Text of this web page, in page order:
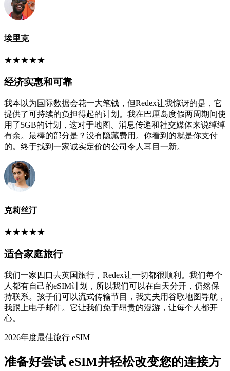
埃里克
★★★★★
经济实惠和可靠
我本以为国际数据会花一大笔钱，但Redex让我惊讶的是，它
提供了可持续的负担得起的计划。我在巴厘岛度假两周期间使
用了5GB的计划，这对于地图、消息传递和社交媒体来说绰绰
有余。最棒的部分是？没有隐藏费用。你看到的就是你支付
的。终于找到一家诚实定价的公司令人耳目一新。
克莉丝汀
★★★★★
适合家庭旅行
我们一家四口去英国旅行，Redex让一切都很顺利。我们每个
人都有自己的eSIM计划，所以我们可以在白天分开，仍然保
持联系。孩子们可以流式传输节目，我丈夫用谷歌地图导航，
我跟上电子邮件。它让我们免于昂贵的漫游，让每个人都开
心。
2026年度最佳旅行 eSIM
准备好尝试 eSIM并轻松改变您的连接方